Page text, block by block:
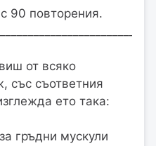
90 повторения.
от всяко
със съответния
ето така:
гръдни мускули